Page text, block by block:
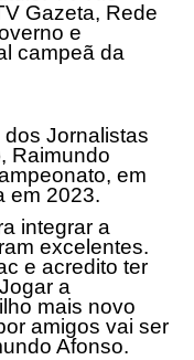
Gazeta, Rede
e
campeã da
Jornalistas
Raimundo
em
em 2023.
integrar a
excelentes.
e acredito ter
a
mais novo
amigos vai ser
Afonso.